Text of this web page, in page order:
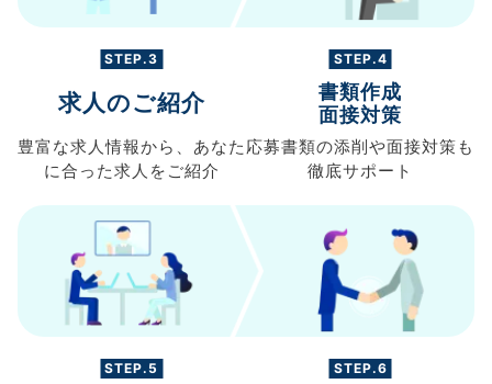
STEP.3
求人のご紹介
豊富な求人情報から、 あなた
に合った求人を ご紹介
STEP.4
書類作成
面接対策
応募書類の添削や面接対策も
徹底サポート
STEP.5 STEP.6